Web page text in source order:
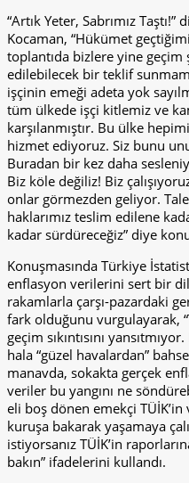
“Artık Yeter, Sabrımız
Kocaman, “Hükümet
toplantıda bizlere yine
edilebilecek bir teklif
işçinin emeği adeta yok
tüm ülkede işçi kitlemiz ve
karşılanmıştır. Bu ülke
hizmet ediyoruz. Siz bunu
Buradan bir kez daha
Biz köle değiliz! Biz
onlar görmezden geliyor.
haklarımız teslim edilene
kadar sürdüreceğiz” diye
Konuşmasında Türkiye
enflasyon verilerini sert bir
rakamlarla çarşı-pazardaki
fark olduğunu vurgulayarak,
geçim sıkıntısını
hala “güzel havalardan”
manavda, sokakta gerçek
veriler bu yangını ne
eli boş dönen emekçi
kuruşa bakarak yaşamaya
istiyorsanız TÜİK’in
bakın” ifadelerini kullandı.